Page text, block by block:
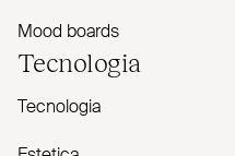
Mood boards
Tecnologia
Tecnologia